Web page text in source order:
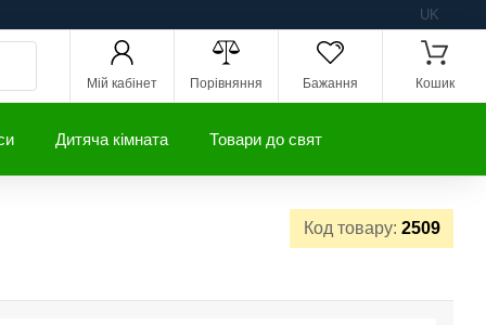
UK
Мій кабінет Порівняння Бажання Кошик
Дитяча кімната Товари до свят
Код товару: 2509